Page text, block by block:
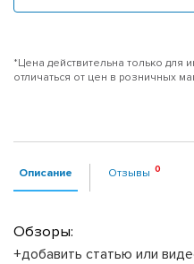
*Цена действительна только для
отличаться от цен в розничных
Описание Отзывы
Обзоры:
+добавить статью или